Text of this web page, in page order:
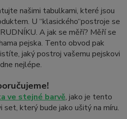
našimi tabulkami, které jsou
U “klasického“postroje se
A jak se měří? Měří se
pejska. Tento obvod pak
jaký postroj vašemu pejskovi
nejlépe.
ve stejné barvě, jako je tento
který bude jako ušitý na míru.